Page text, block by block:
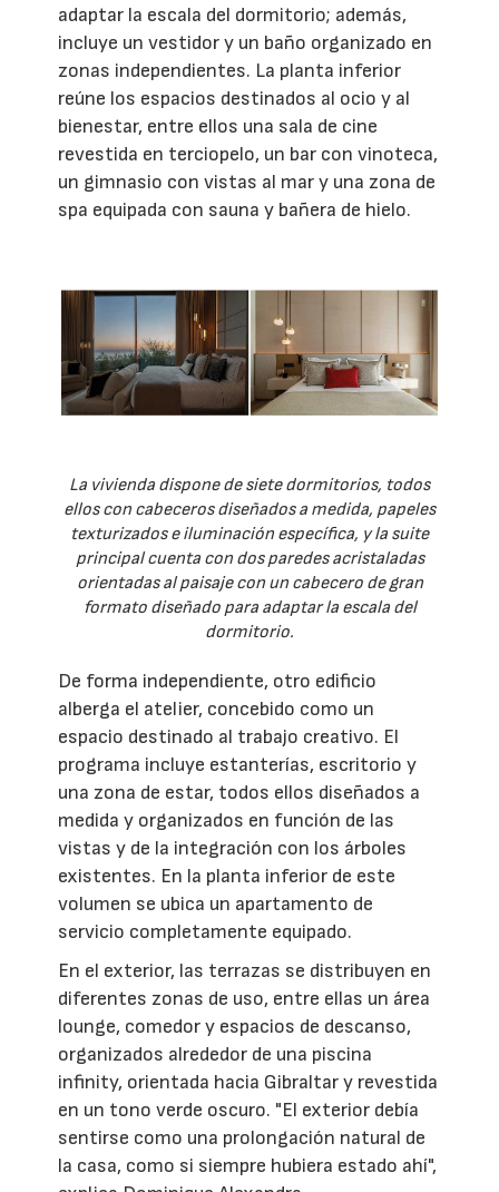
adaptar la escala del dormitorio; además,
incluye un vestidor y un baño organizado en
zonas independientes. La planta inferior
reúne los espacios destinados al ocio y al
bienestar, entre ellos una sala de cine
revestida en terciopelo, un bar con vinoteca,
un gimnasio con vistas al mar y una zona de
spa equipada con sauna y bañera de hielo.
La vivienda dispone de siete dormitorios, todos
ellos con cabeceros diseñados a medida, papeles
texturizados e iluminación específica, y la suite
principal cuenta con dos paredes acristaladas
orientadas al paisaje con un cabecero de gran
formato diseñado para adaptar la escala del
dormitorio.
De forma independiente, otro edificio
alberga el atelier, concebido como un
espacio destinado al trabajo creativo. El
programa incluye estanterías, escritorio y
una zona de estar, todos ellos diseñados a
medida y organizados en función de las
vistas y de la integración con los árboles
existentes. En la planta inferior de este
volumen se ubica un apartamento de
servicio completamente equipado.
En el exterior, las terrazas se distribuyen en
diferentes zonas de uso, entre ellas un área
lounge, comedor y espacios de descanso,
organizados alrededor de una piscina
infinity, orientada hacia Gibraltar y revestida
en un tono verde oscuro. "El exterior debía
sentirse como una prolongación natural de
la casa, como si siempre hubiera estado ahí",